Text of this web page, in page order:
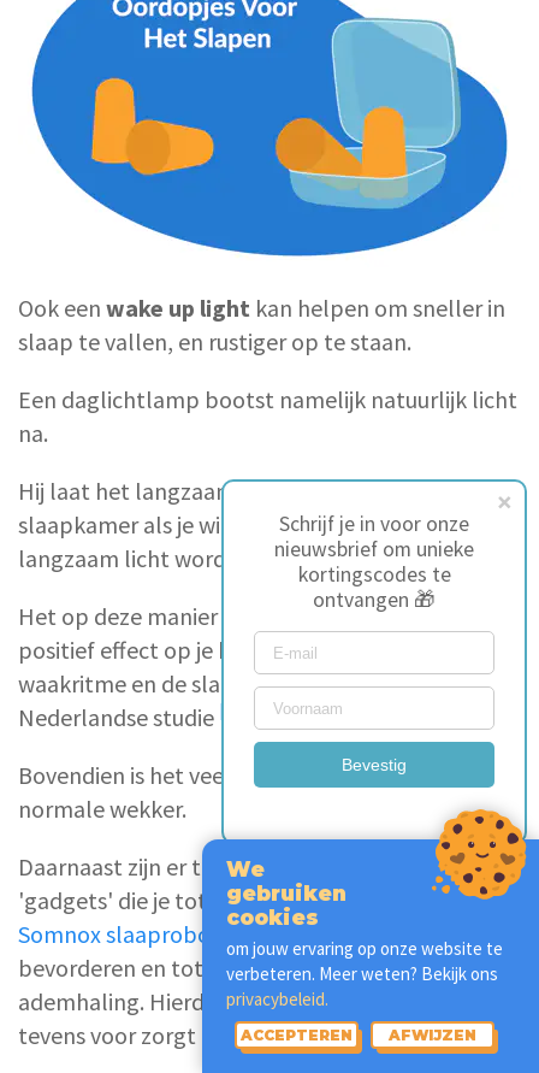
Ook een wake up light kan helpen om sneller in
slaap te vallen, en rustiger op te staan.
Een daglichtlamp bootst namelijk natuurlijk licht
na.
Hij laat het langzaam donker worden in je
slaapkamer als je wilt slapen, en laat het
langzaam licht worden als je op moet staan.
Het op deze manier reguleren van licht kan een
positief effect op je biologische klok, je slaap-
waakritme en de slaapkwaliteit (bron:
Nederlandse studie [13]
Bovendien is het veel rustgevender dan een
normale wekker.
Daarnaast zijn er tegenwoordig geavanceerde
'gadgets' die je tot rust brengen. De
Moonbirden
Somnox slaaprobot
zijn gericht op het
bevorderen en tot rust brengen van je
ademhaling. Hierdoor ontspan je sneller, wat er
tevens voor zorgt dat je sneller in slaap valt.
Schrijf je in voor onze
nieuwsbrief om unieke
kortingscodes te
ontvangen 🎁
Bevestig
We
gebruiken
cookies
om jouw ervaring op onze website te
verbeteren. Meer weten? Bekijk ons
privacybeleid.
ACCEPTEREN AFWIJZEN